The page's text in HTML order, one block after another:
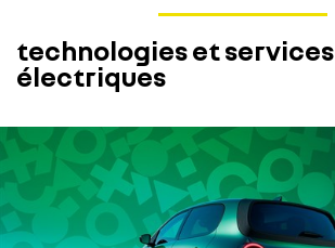
technologies et services
électriques​